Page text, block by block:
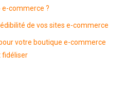
e-commerce ?
de vos sites e-commerce
votre boutique e-commerce
fidéliser